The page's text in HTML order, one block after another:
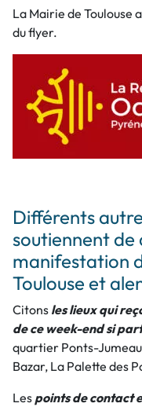
La Mairie de Toulouse
du flyer.
Différents
soutiennent de
manifestation
Toulouse et
Citons les lieux qui
de ce week-end si
quartier Ponts-
Bazar, La Palette des
Les points de contact